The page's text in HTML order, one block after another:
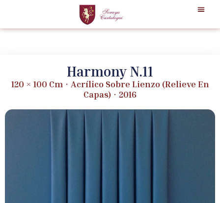
Harmony N.11
120 × 100 Cm · Acrílico Sobre Lienzo (relieve En
Capas) · 2016